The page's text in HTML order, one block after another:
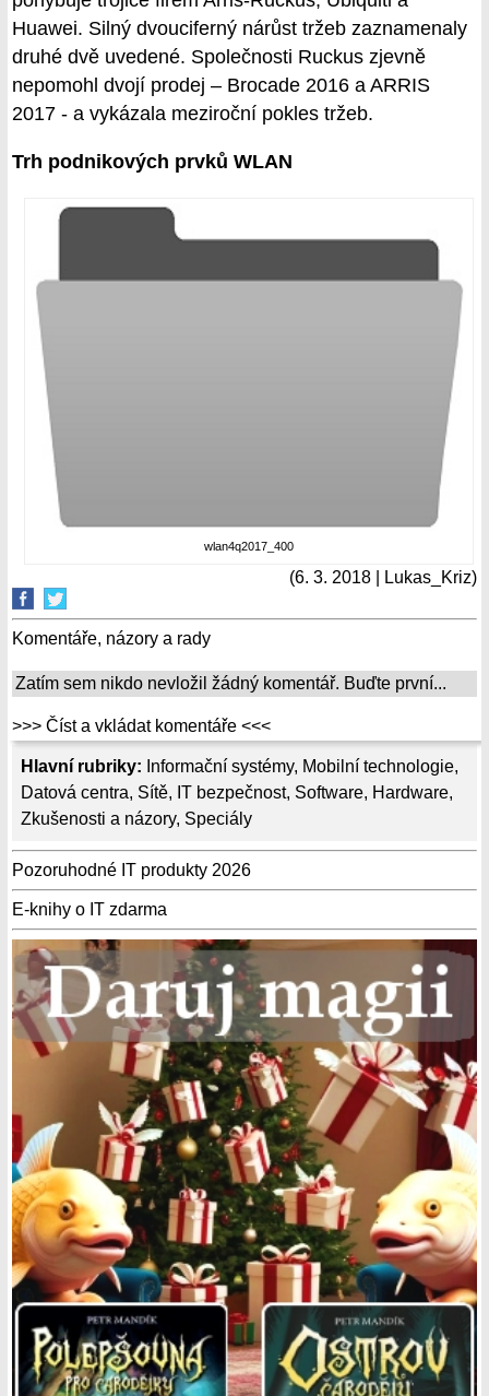
Hlavní rubriky: Informační systémy, Mobilní technologie,
Datová centra, Sítě, IT bezpečnost, Software, Hardware,
Zkušenosti a názory, Speciály
Pozoruhodné IT produkty 2026
E-knihy o IT zdarma
Huawei. Silný dvouciferný nárůst tržeb zaznamenaly
druhé dvě uvedené. Společnosti Ruckus zjevně
nepomohl dvojí prodej – Brocade 2016 a ARRIS
2017 - a vykázala meziroční pokles tržeb.
Trh podnikových prvků WLAN
wlan4q2017_400
(6. 3. 2018 | Lukas_Kriz)
Komentáře, názory a rady
Zatím sem nikdo nevložil žádný komentář. Buďte první...
>>> Číst a vkládat komentáře <<<